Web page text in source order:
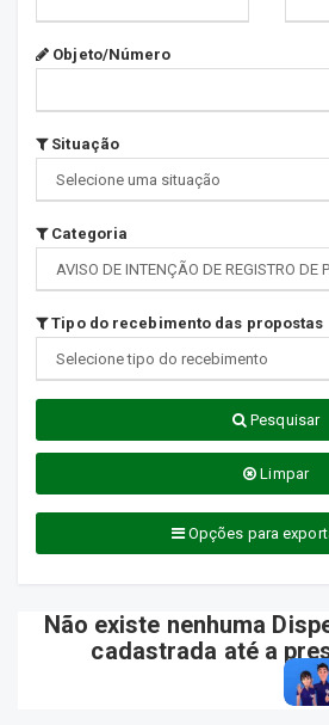
Objeto/Número
Situação
Categoria
Tipo do recebimento das propostas
Pesquisar
Limpar
Opções para
Não existe nenhuma
cadastrada até a